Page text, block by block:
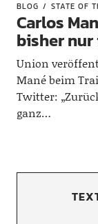
BLOG STATE OF
Carlos
bisher
Union
Mané beim
Twitter:
ganz…